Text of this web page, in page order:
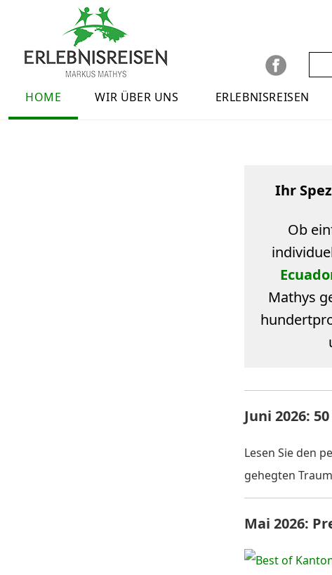
Direkt zum Inhalt
Social
Main menu
HOME WIR ÜBER UNS ERLEBNISREISEN
Ihr
Ob
Mathys
Juni 2026:
Lesen Sie den
gehegten
Mai 2026: